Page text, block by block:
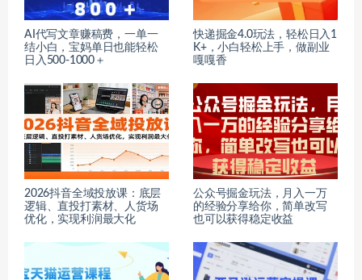
AI代写文章赚稿费，一单一
结小白，宝妈单日也能轻松
日入500-1000＋
快递掘金4.0玩法，轻松日入1
K+，小白轻松上手，做副业
嘎嘎香
2026抖音全域投放课：底层
逻辑、直投打素材、人货场
优化，实现利润最大化
公众号掘金玩法，月入一万
的经验分享给你，简单改写
也可以获得稳定收益